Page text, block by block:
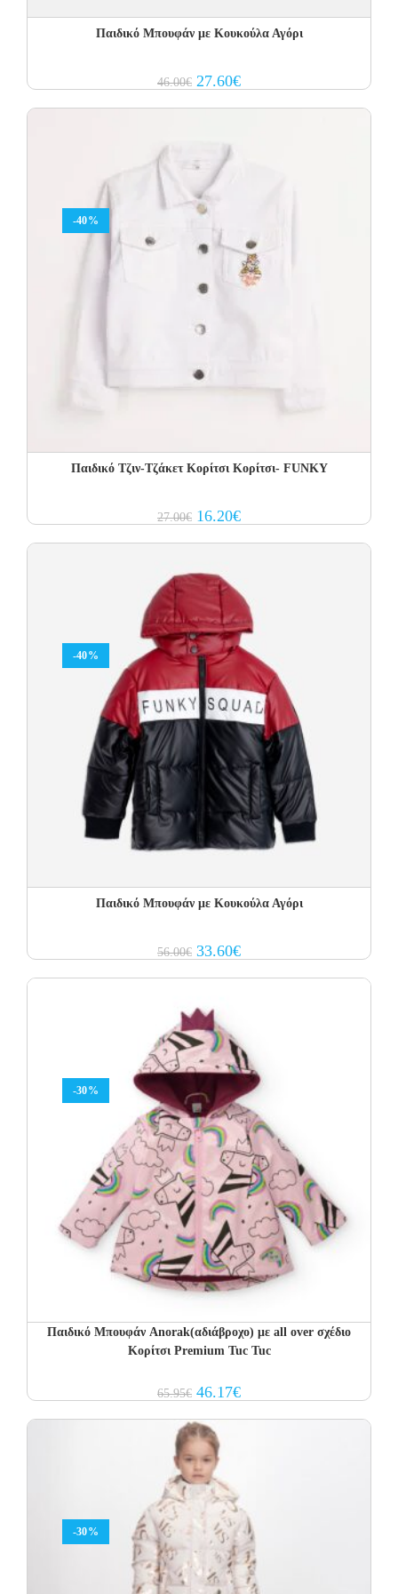
Παιδικό Μπουφάν με Κουκούλα Αγόρι
46.00€ Original
price
27.60€Current
price
-40%
Παιδικό Τζιν-Τζάκετ Κορίτσι Κορίτσι- FUNKY
27.00€ Original
price
16.20€Current
price
-40%
Παιδικό Μπουφάν με Κουκούλα Αγόρι
56.00€ Original
price
33.60€Current
price
-30%
Παιδικό Μπουφάν Anorak(αδιάβροχο) με all over σχέδιο
Κορίτσι Premium Tuc Tuc
65.95€ Original
price
65.95€.
46.17€Current
price
-30%